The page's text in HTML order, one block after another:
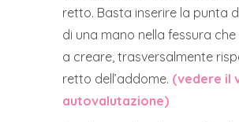
retto. Basta inserire la punta
di una mano nella fessura che
a creare, trasversalmente
retto dell’addome. (vedere il
autovalutazione)